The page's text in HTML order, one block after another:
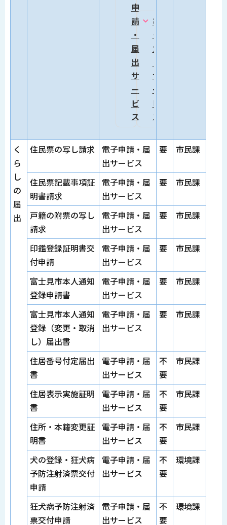
申
請
・
届
出
サ
ー
ビ
ス
ぴ
っ
た
サ
ー
ビ
ス
く
ら
し
の
届
出
住民票の写し請求
電子申請・届
出サービス
要 市民課
住民票記載事項証
明書請求
電子申請・届
出サービス
要 市民課
戸籍の附票の写し
請求
電子申請・届
出サービス
要 市民課
印鑑登録証明書交
付申請
電子申請・届
出サービス
要 市民課
富士見市本人通知
登録申請書
電子申請・届
出サービス
要 市民課
富士見市本人通知
登録（変更・取消
し）届出書
電子申請・届
出サービス
要 市民課
住居番号付定届出
書
電子申請・届
出サービス
不
要
市民課
住居表示実施証明
書
電子申請・届
出サービス
不
要
市民課
住所・本籍変更証
明書
電子申請・届
出サービス
不
要
市民課
犬の登録・狂犬病
予防注射済票交付
申請
電子申請・届
出サービス
不
要
環境課
狂犬病予防注射済
票交付申請
電子申請・届
出サービス
不
要
環境課